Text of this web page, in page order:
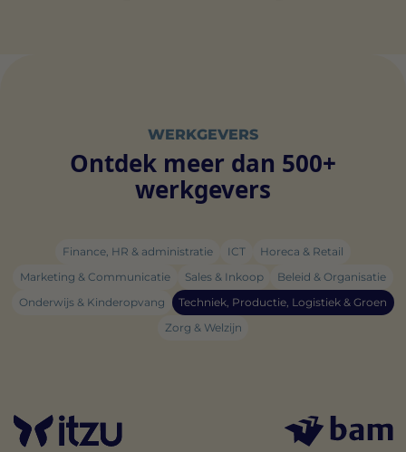
WERKGEVERS
Ontdek meer dan 500+
werkgevers
Finance, HR & administratie ICT
Horeca & Retail
Marketing & Communicatie
Sales & Inkoop
Beleid & Organisatie
Onderwijs & Kinderopvang
Techniek, Productie, Logistiek & Groen
Zorg & Welzijn